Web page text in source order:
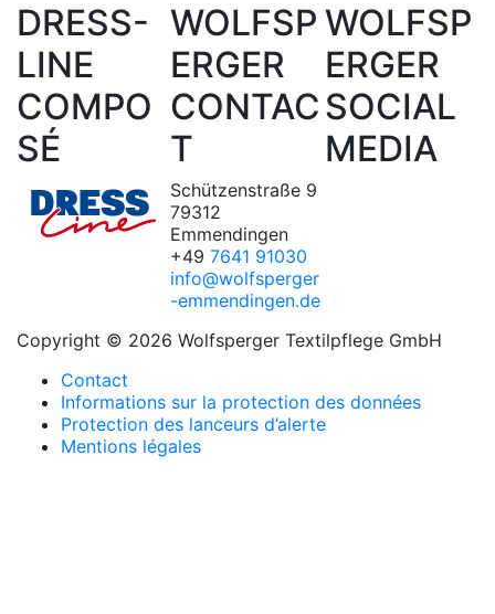
DRESS-
LINE
COMPO
SÉ
WOLFSP
ERGER
CONTAC
T
Schützenstraße 9
79312
Emmendingen
+49 7641 91030
info@wolfsperger
-emmendingen.de
WOLFSP
ERGER
SOCIAL
MEDIA
Copyright © 2026 Wolfsperger Textilpflege GmbH
Contact
Informations sur la protection des données
Protection des lanceurs d’alerte
Mentions légales